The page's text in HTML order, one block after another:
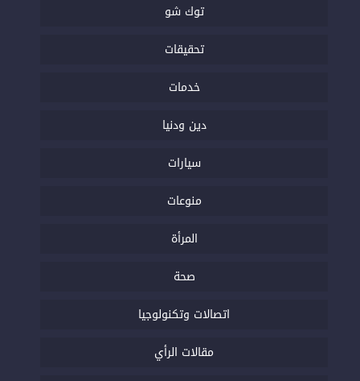
توك شو
تحقيقات
خدمات
دين ودنيا
سيارات
منوعات
المرأة
صحة
اتصالات وتكنولوجيا
مقالات الرأي